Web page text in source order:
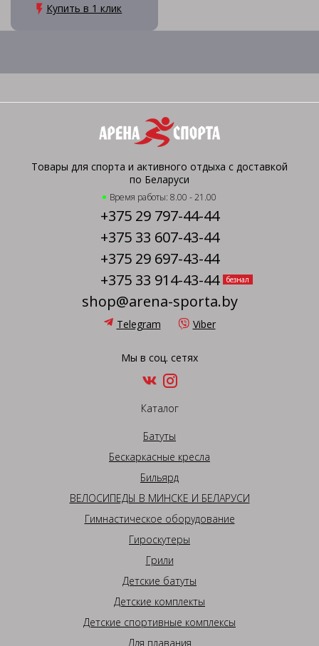
Купить в 1 клик
Товары для спорта и активного отдыха с доставкой
по Беларуси
Время работы: 8.00 - 21.00
+375 29 797-44-44
+375 33 607-43-44
+375 29 697-43-44
+375 33 914-43-44
безнал
shop@arena-sporta.by
Telegram Viber
Мы в соц. сетях
Каталог
Батуты
Бескаркасные кресла
Бильярд
ВЕЛОСИПЕДЫ В МИНСКЕ И БЕЛАРУСИ
Гимнастическое оборудование
Гироскутеры
Грили
Детские батуты
Детские комплекты
Детские спортивные комплексы
Для плавания